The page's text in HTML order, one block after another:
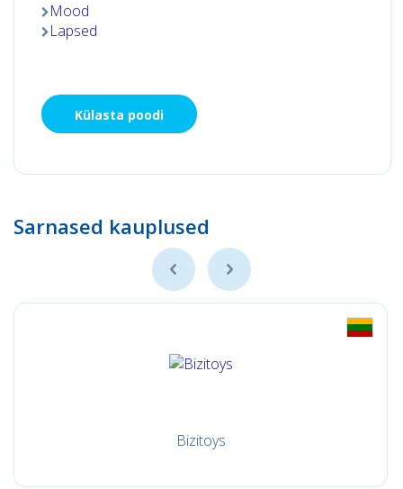
Mood
Lapsed
Külasta poodi
Sarnased kauplused
Bizitoys